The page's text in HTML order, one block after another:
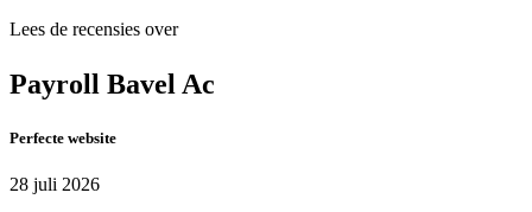
Lees de recensies over
Payroll Bavel Ac
Perfecte website
28 juli 2026